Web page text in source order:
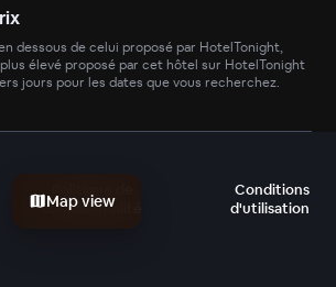
dessous de celui proposé par HotelTonight,
élevé proposé par cet hôtel sur HotelTonight
jours pour les dates que vous recherchez.
confidentialité
Conditions
d'utilisation
Map view